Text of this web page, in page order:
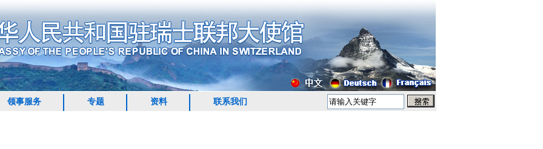
领事服务 专题 资料 联系我们